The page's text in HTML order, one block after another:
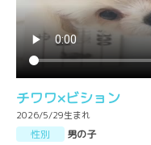
チワワ×ビション
2026/5/29生まれ
性別
男の子